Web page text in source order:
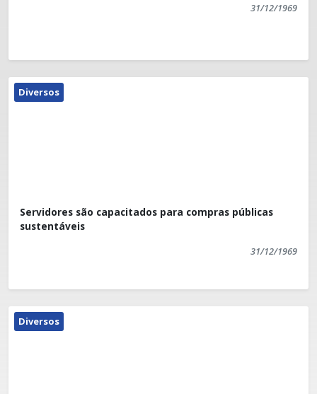
31/12/1969
Diversos
Servidores são capacitados para compras públicas
sustentáveis
31/12/1969
Diversos